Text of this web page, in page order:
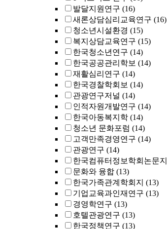
발달지원연구 (16)
새론상담심리교육연구 (16)
청소년시설환경 (15)
복지상담교육연구 (15)
한국청소년연구 (14)
한국공공관리학보 (14)
재활심리연구 (14)
한국경찰학회보 (14)
관광연구저널 (14)
인적자원개발연구 (14)
한국아동복지학 (14)
청소년 문화포럼 (14)
고객만족경영연구 (14)
관광연구 (14)
한국컴퓨터정보학회논문지
문화와 융합 (13)
한국가족관계학회지 (13)
기업교육과인재연구 (13)
경영학연구 (13)
호텔관광연구 (13)
한국정책연구 (13)